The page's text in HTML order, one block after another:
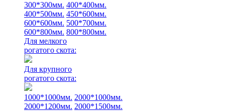
300*300мм. 400*400мм.
400*500мм. 450*600мм.
600*600мм. 500*700мм.
600*800мм. 800*800мм.
Для мелкого
рогатого скота:
Для крупного
рогатого скота:
1000*1000мм. 2000*1000мм.
2000*1200мм. 2000*1500мм.